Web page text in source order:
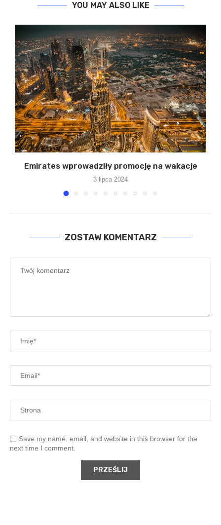
YOU MAY ALSO LIKE
Emirates wprowadziły promocję na wakacje
3 lipca 2024
ZOSTAW KOMENTARZ
Save my name, email, and website in this browser for the
next time I comment.